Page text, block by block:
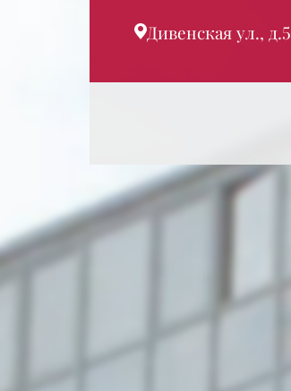
Дивенская ул., д.5